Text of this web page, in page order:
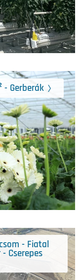
- Gerberák
- Fiatal
Cserepes